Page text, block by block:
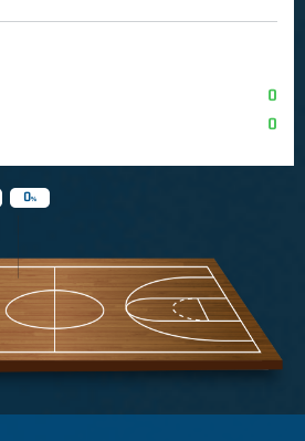
0
0
0